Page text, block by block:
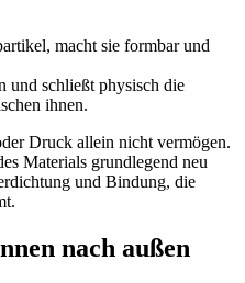
macht sie formbar und
und schließt physisch die
ihnen.
Druck allein nicht vermögen.
Materials grundlegend neu
und Bindung, die
nach außen